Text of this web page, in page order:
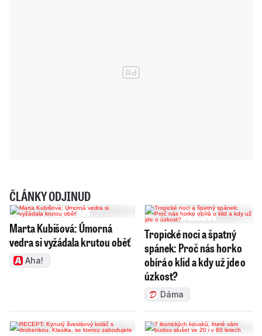
ČLÁNKY ODJINUD
Marta Kubišová: Úmorná
vedra si vyžádala krutou oběť
Aha!
Tropické noci a špatný
spánek: Proč nás horko
obírá o klid a kdy už jde o
úzkost?
Dáma